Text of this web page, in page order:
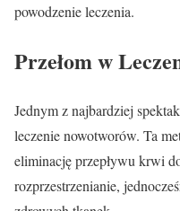
powodzenie leczenia.
Przełom w
Jednym z najbardziej
leczenie nowotworów. Ta
eliminację przepływu krwi
rozprzestrzenianie,